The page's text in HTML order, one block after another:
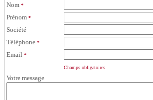
Nom *
Prénom *
Société
Téléphone *
Email *
Champs obligatoires
Votre message